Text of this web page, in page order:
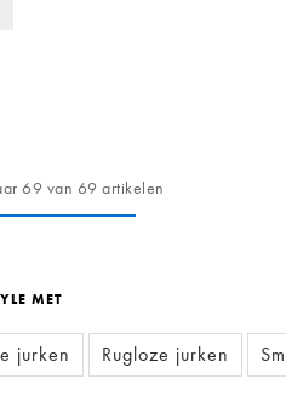
69 van 69 artikelen
MET
jurken Rugloze jurken